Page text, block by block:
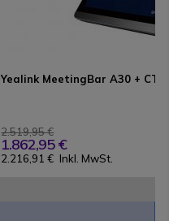
Yealink MeetingBar A30 +
2.519,95 €
1.862,95 €
2.216,91 € Inkl. MwSt.